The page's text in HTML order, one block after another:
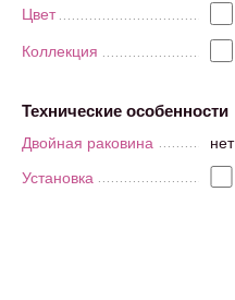
Цвет
Коллекция
Технические особенности
Двойная раковина
нет
Установка